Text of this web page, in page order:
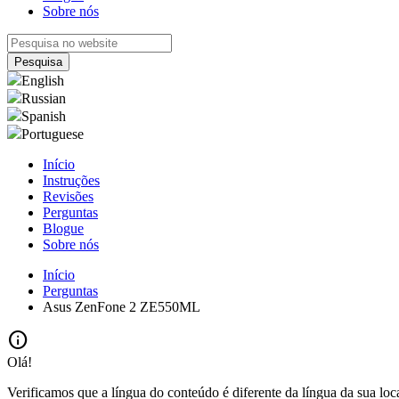
Sobre nós
English
Russian
Spanish
Portuguese
Início
Instruções
Revisões
Perguntas
Blogue
Sobre nós
Início
Perguntas
Asus ZenFone 2 ZE550ML
info
Olá!
Verificamos que a língua do conteúdo é diferente da língua da sua